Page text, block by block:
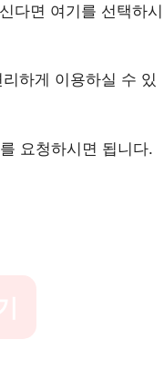
다면 여기를 선택하시
하게 이용하실 수 있
요청하시면 됩니다.